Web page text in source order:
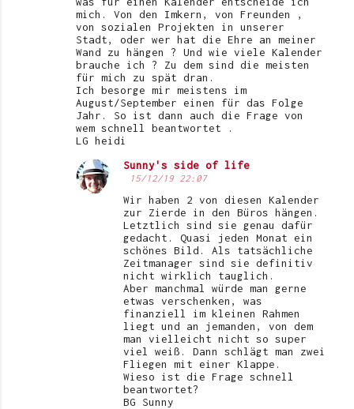
mich. Von den Imkern, von Freunden ,
von sozialen Projekten in unserer
Stadt, oder wer hat die Ehre an meiner
Wand zu hängen ? Und wie viele Kalender
brauche ich ? Zu dem sind die meisten
für mich zu spät dran.
Ich besorge mir meistens im
August/September einen für das Folge
Jahr. So ist dann auch die Frage von
wem schnell beantwortet .
LG heidi
Sunny's side of life
15/12/19 22:07
Wir haben 2 von diesen Kalender
zur Zierde in den Büros hängen.
Letztlich sind sie genau dafür
gedacht. Quasi jeden Monat ein
schönes Bild. Als tatsächliche
Zeitmanager sind sie definitiv
nicht wirklich tauglich.
Aber manchmal würde man gerne
etwas verschenken, was
finanziell im kleinen Rahmen
liegt und an jemanden, von dem
man vielleicht nicht so super
viel weiß. Dann schlägt man zwei
Fliegen mit einer Klappe.
Wieso ist die Frage schnell
beantwortet?
BG Sunny